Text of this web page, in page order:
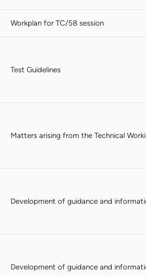
Workplan for TC/58 session
Test Guidelines
Matters arising from the Technical
Development of guidance and
Development of guidance and